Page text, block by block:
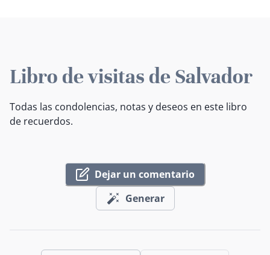
Libro de visitas de Salvador
Todas las condolencias, notas y deseos en este libro
de recuerdos.
Dejar un comentario
Generar